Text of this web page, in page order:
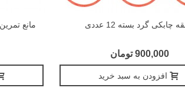
چابکی گرد بسته 12 عددی
900,000 تومان
افزودن به سبد خرید